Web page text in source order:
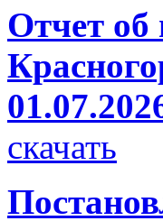
Отчет об
скачать